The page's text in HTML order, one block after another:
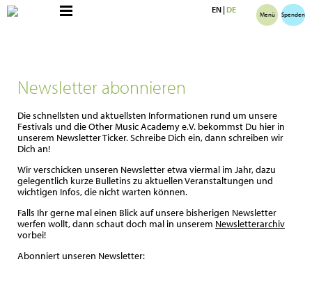
EN|DE Menü Spenden
Newsletter abonnieren
Die schnellsten und aktuellsten Informationen rund um unsere
Festivals und die Other Music Academy e.V. bekommst Du hier in
unserem Newsletter Ticker. Schreibe Dich ein, dann schreiben wir
Dich an!
Wir verschicken unseren Newsletter etwa viermal im Jahr, dazu
gelegentlich kurze Bulletins zu aktuellen Veranstaltungen und
wichtigen Infos, die nicht warten können.
Falls Ihr gerne mal einen Blick auf unsere bisherigen Newsletter
werfen wollt, dann schaut doch mal in unserem Newsletterarchiv
vorbei!
Abonniert unseren Newsletter: